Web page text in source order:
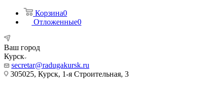
Корзина0
Отложенные0
Ваш город
Курск
secretar@radugakursk.ru
305025, Курск, 1-я Строительная, 3